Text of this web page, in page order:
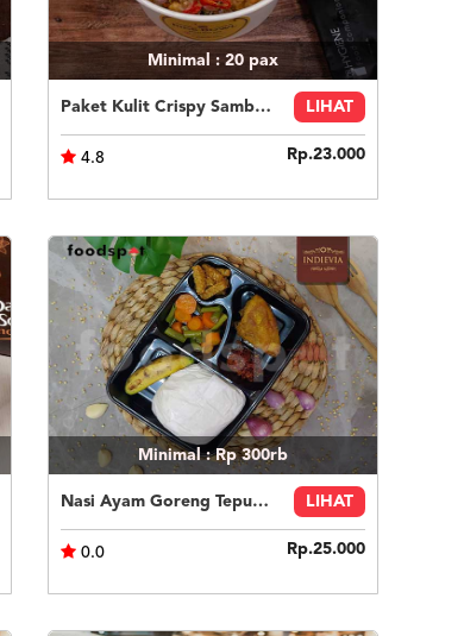
Minimal : 20 pax
Paket Kulit Crispy Sambal Matah LIHAT
4.8 Rp.23.000
Minimal : Rp 300rb
Nasi Ayam Goreng Tepung Wijen - Bento Box LIHAT
0.0 Rp.25.000